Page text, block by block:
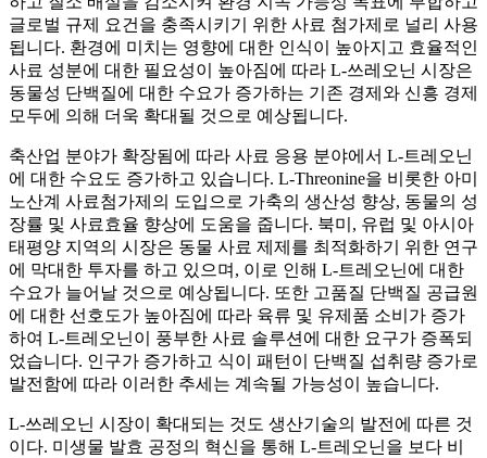
글로벌 규제 요건을 충족시키기 위한 사료 첨가제로 널리 사용
됩니다. 환경에 미치는 영향에 대한 인식이 높아지고 효율적인
사료 성분에 대한 필요성이 높아짐에 따라 L-쓰레오닌 시장은
동물성 단백질에 대한 수요가 증가하는 기존 경제와 신흥 경제
모두에 의해 더욱 확대될 것으로 예상됩니다.
축산업 분야가 확장됨에 따라 사료 응용 분야에서 L-트레오닌
에 대한 수요도 증가하고 있습니다. L-Threonine을 비롯한 아미
노산계 사료첨가제의 도입으로 가축의 생산성 향상, 동물의 성
장률 및 사료효율 향상에 도움을 줍니다. 북미, 유럽 및 아시아
태평양 지역의 시장은 동물 사료 제제를 최적화하기 위한 연구
에 막대한 투자를 하고 있으며, 이로 인해 L-트레오닌에 대한
수요가 늘어날 것으로 예상됩니다. 또한 고품질 단백질 공급원
에 대한 선호도가 높아짐에 따라 육류 및 유제품 소비가 증가
하여 L-트레오닌이 풍부한 사료 솔루션에 대한 요구가 증폭되
었습니다. 인구가 증가하고 식이 패턴이 단백질 섭취량 증가로
발전함에 따라 이러한 추세는 계속될 가능성이 높습니다.
L-쓰레오닌 시장이 확대되는 것도 생산기술의 발전에 따른 것
이다. 미생물 발효 공정의 혁신을 통해 L-트레오닌을 보다 비